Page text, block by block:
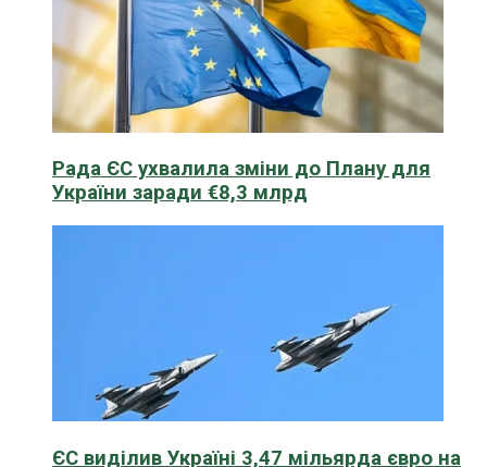
Рада ЄС ухвалила зміни до Плану для
України заради €8,3 млрд
ЄС виділив Україні 3,47 мільярда євро на